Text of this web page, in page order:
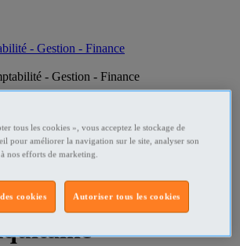
- Gestion - Finance
- Gestion - Finance
- Finance
et
tous les cookies », vous acceptez le stockage de
pour améliorer la navigation sur le site, analyser son
nos efforts de marketing.
Autoriser tous les cookies
cookies